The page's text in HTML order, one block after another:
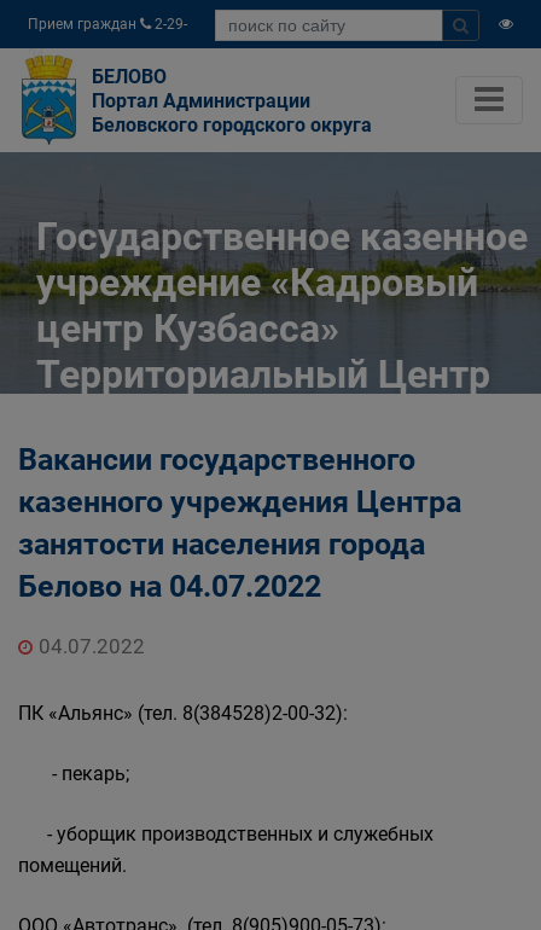
Прием граждан
2-29-
04
БЕЛОВО
Портал Администрации
Беловского городского округа
Государственное казенное
учреждение «Кадровый
центр Кузбасса»
Территориальный Центр
города Белово
Разное
Государственные органы и службы
информируют
«Кадровый центр Кузбасса» Территориальный
Вакансии государственного
казенного учреждения Центра
занятости населения города
Белово на 04.07.2022
04.07.2022
ПК «Альянс» (тел. 8(384528)2-00-32):
- пекарь;
- уборщик производственных и служебных
помещений.